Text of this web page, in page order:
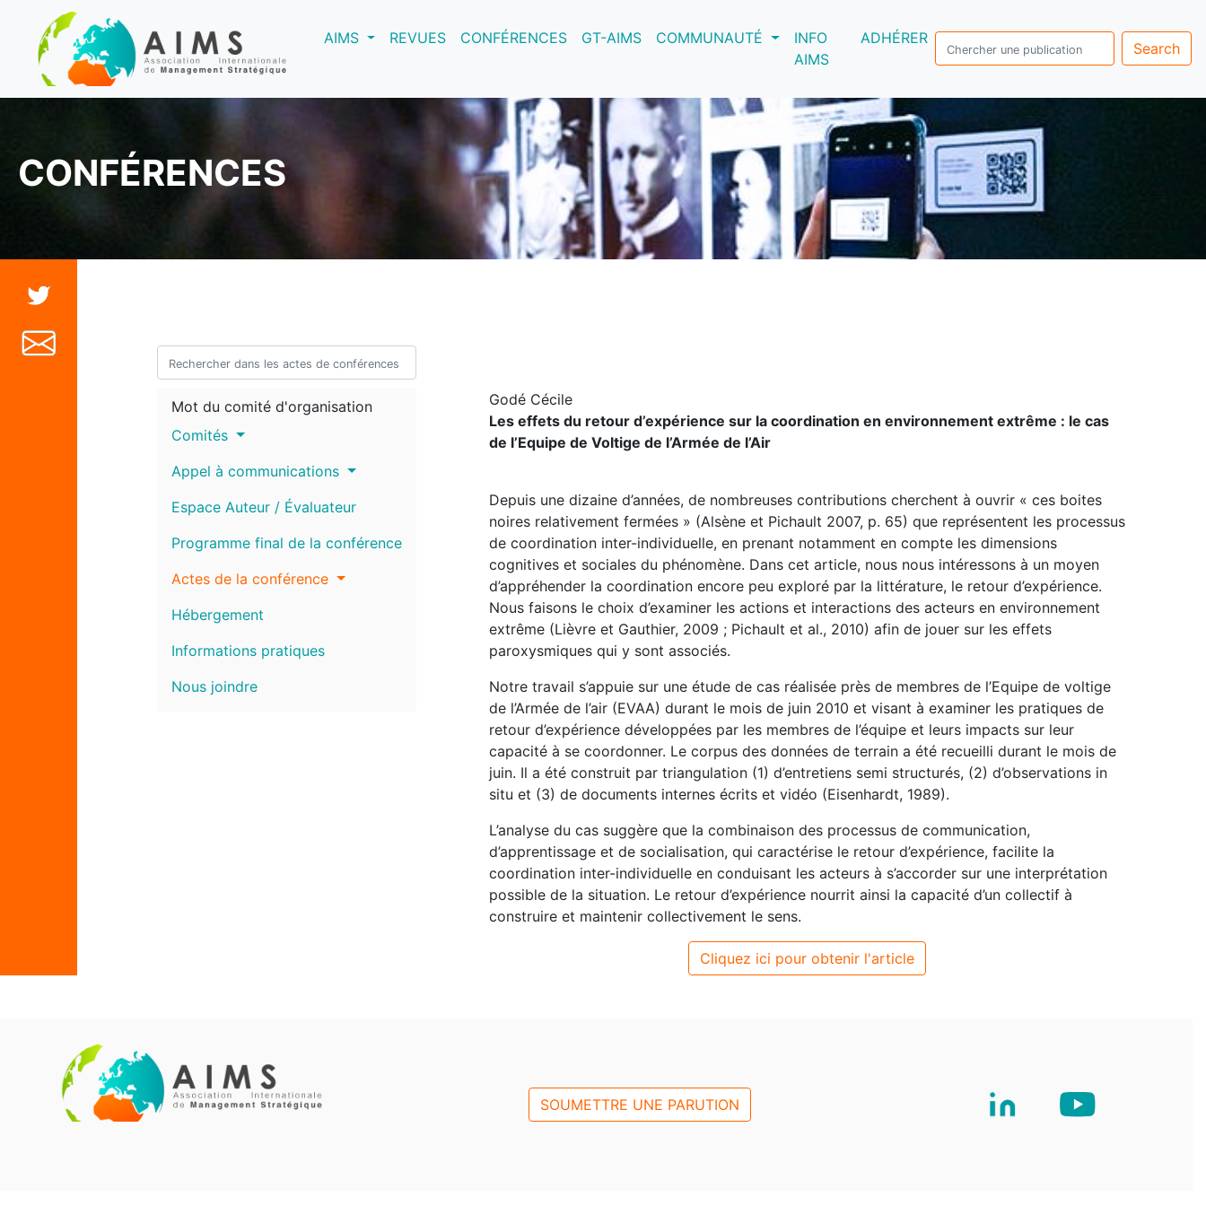
AIMS(current)REVUES CONFÉRENCES GT-AIMS COMMUNAUTÉ
INFO
AIMS
ADHÉRER
Search
CONFÉRENCES
Mot du comité d'organisation
Comités
Appel à communications
Espace Auteur / Évaluateur
Programme final de la conférence
Actes de la conférence
Hébergement
Informations pratiques
Nous joindre
Godé Cécile
Les effets du retour d’expérience sur la coordination en environnement extrême : le cas
de l’Equipe de Voltige de l’Armée de l’Air
Depuis une dizaine d’années, de nombreuses contributions cherchent à ouvrir « ces boites
noires relativement fermées » (Alsène et Pichault 2007, p. 65) que représentent les processus
de coordination inter-individuelle, en prenant notamment en compte les dimensions
cognitives et sociales du phénomène. Dans cet article, nous nous intéressons à un moyen
d’appréhender la coordination encore peu exploré par la littérature, le retour d’expérience.
Nous faisons le choix d’examiner les actions et interactions des acteurs en environnement
extrême (Lièvre et Gauthier, 2009 ; Pichault et al., 2010) afin de jouer sur les effets
paroxysmiques qui y sont associés.
Notre travail s’appuie sur une étude de cas réalisée près de membres de l’Equipe de voltige
de l’Armée de l’air (EVAA) durant le mois de juin 2010 et visant à examiner les pratiques de
retour d’expérience développées par les membres de l’équipe et leurs impacts sur leur
capacité à se coordonner. Le corpus des données de terrain a été recueilli durant le mois de
juin. Il a été construit par triangulation (1) d’entretiens semi structurés, (2) d’observations in
situ et (3) de documents internes écrits et vidéo (Eisenhardt, 1989).
L’analyse du cas suggère que la combinaison des processus de communication,
d’apprentissage et de socialisation, qui caractérise le retour d’expérience, facilite la
coordination inter-individuelle en conduisant les acteurs à s’accorder sur une interprétation
possible de la situation. Le retour d’expérience nourrit ainsi la capacité d’un collectif à
construire et maintenir collectivement le sens.
Cliquez ici pour obtenir l'article
SOUMETTRE UNE PARUTION